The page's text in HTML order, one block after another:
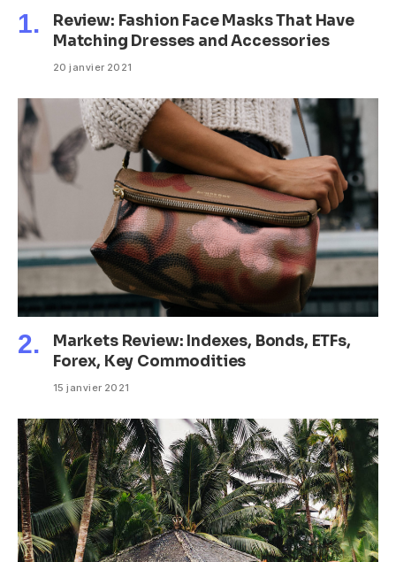
Review: Fashion Face Masks That Have
Matching Dresses and Accessories
20 janvier 2021
Markets Review: Indexes, Bonds, ETFs,
Forex, Key Commodities
15 janvier 2021